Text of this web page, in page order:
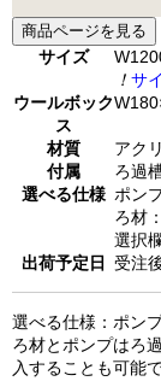
商品ページを見る
サイズ
！ サ
ウールボック
ス
材質
アク
付属
ろ過
選べる仕様 ポン
ろ材
選択
出荷予定日 受注
選べる仕様：ポン
ろ材とポンプはろ
入することも可能で